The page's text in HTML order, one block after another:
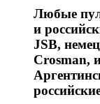
Любые
и
JSB,
Crosman,